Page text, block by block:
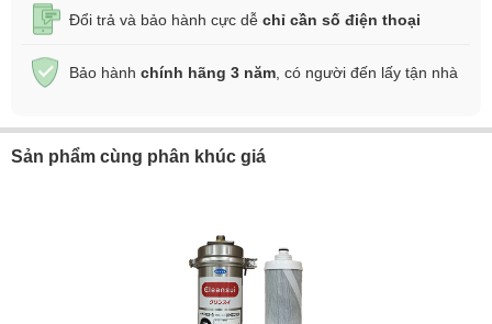
Đổi trả và bảo hành cực dễ chỉ cần số điện thoại
Bảo hành chính hãng 3 năm , có người đến lấy tận nhà
Sản phẩm cùng phân khúc giá